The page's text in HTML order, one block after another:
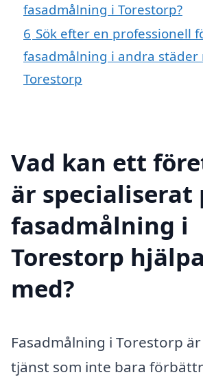
fasadmålning i Torestorp?
6 Sök efter en professionell
fasadmålning i andra städer
Torestorp
Vad kan ett
är specialiserat
fasadmålning i
Torestorp
med?
Fasadmålning i Torestorp
tjänst som inte bara